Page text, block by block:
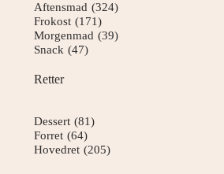
Aftensmad (324)
Frokost (171)
Morgenmad (39)
Snack (47)
Retter
Dessert (81)
Forret (64)
Hovedret (205)